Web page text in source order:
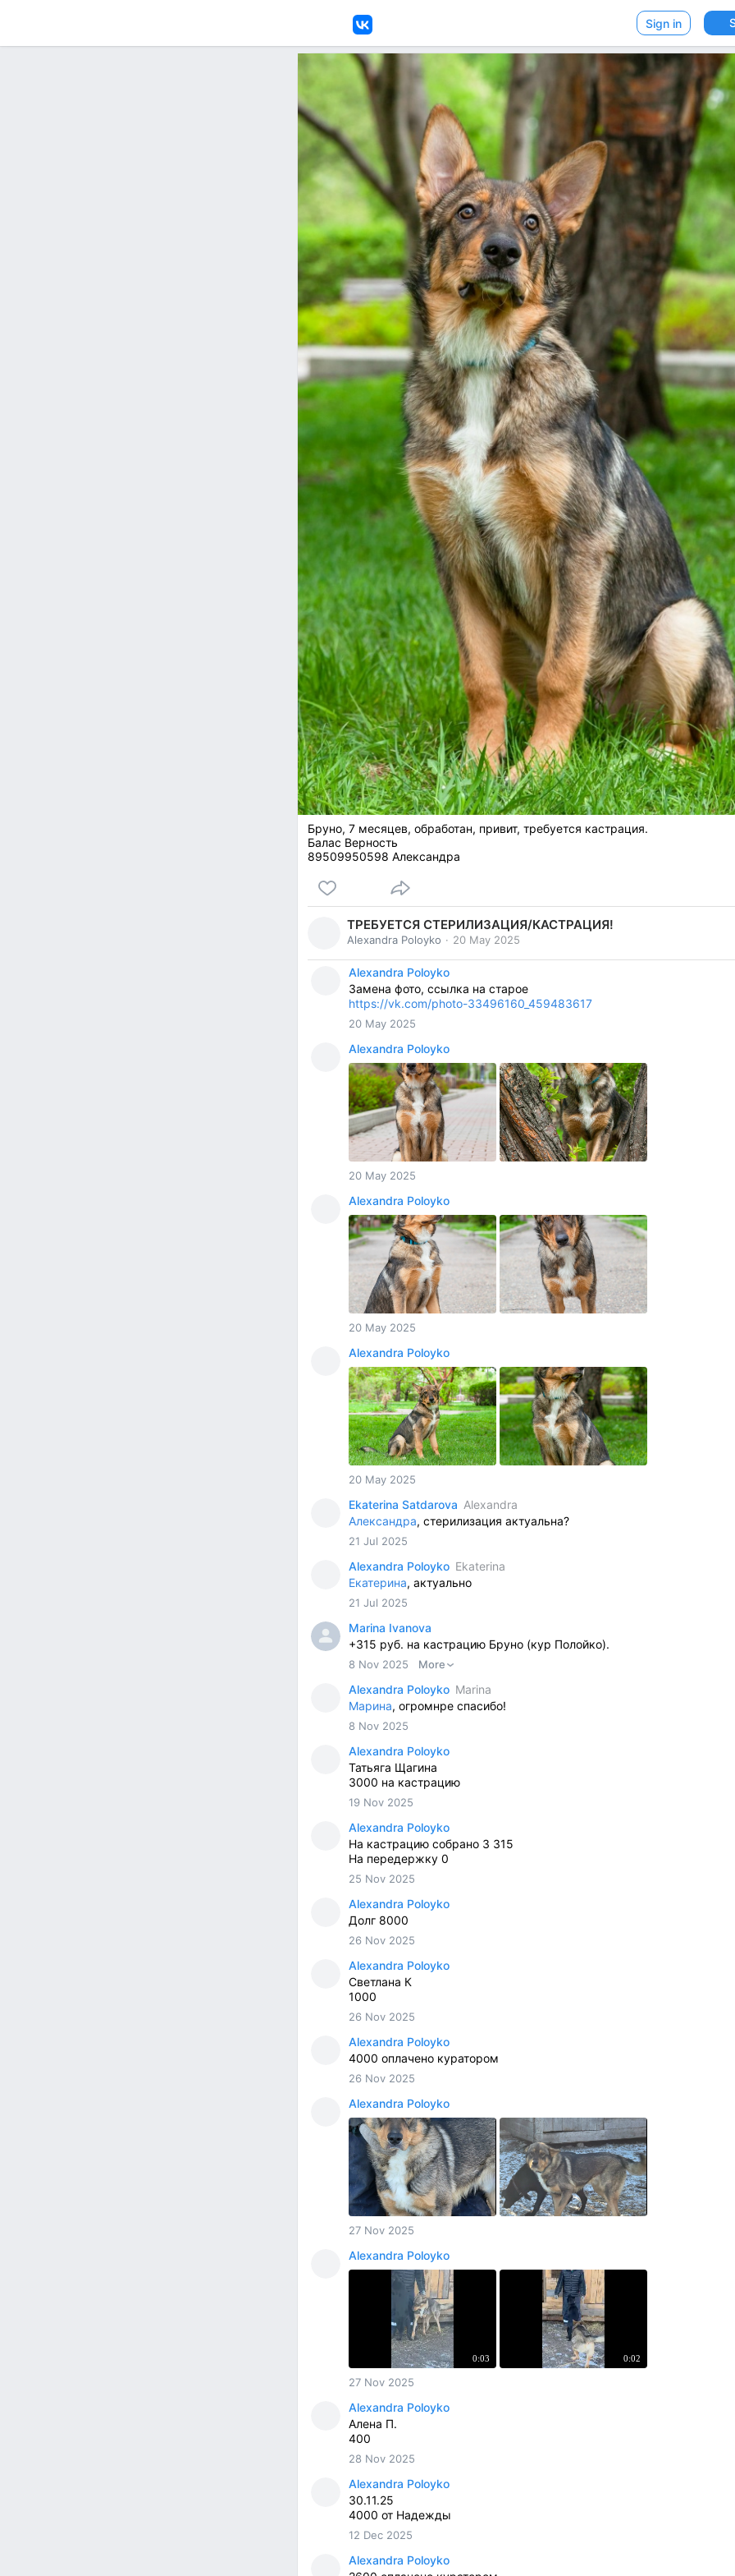
Sign in
Бруно, 7 месяцев, обработан, привит, требуется кастрация.
Балас Верность
89509950598 Александра
ТРЕБУЕТСЯ СТЕРИЛИЗАЦИЯ/КАСТРАЦИЯ!
Alexandra Poloyko 20 May 2025
Alexandra Poloyko
Замена фото, ссылка на старое
https://vk.com/photo-33496160_459483617
20 May 2025
Alexandra Poloyko
20 May 2025
Alexandra Poloyko
20 May 2025
Alexandra Poloyko
20 May 2025
Ekaterina Satdarova Alexandra
Александра, стерилизация актуальна?
21 Jul 2025
Alexandra Poloyko Ekaterina
Екатерина, актуально
21 Jul 2025
Marina Ivanova
+315 руб. на кастрацию Бруно (кур Полойко).
8 Nov 2025 More
Alexandra Poloyko Marina
Марина, огромнре спасибо!
8 Nov 2025
Alexandra Poloyko
Татьяга Щагина
3000 на кастрацию
19 Nov 2025
Alexandra Poloyko
На кастрацию собрано 3 315
На передержку 0
25 Nov 2025
Alexandra Poloyko
Долг 8000
26 Nov 2025
Alexandra Poloyko
Светлана К
1000
26 Nov 2025
Alexandra Poloyko
4000 оплачено куратором
26 Nov 2025
Alexandra Poloyko
27 Nov 2025
Alexandra Poloyko
0:03 0:02
27 Nov 2025
Alexandra Poloyko
Алена П.
400
28 Nov 2025
Alexandra Poloyko
30.11.25
4000 от Надежды
12 Dec 2025
Alexandra Poloyko